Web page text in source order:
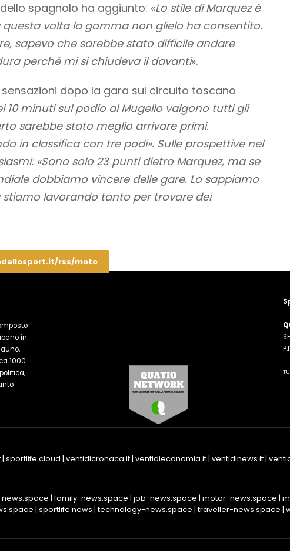
spagnolo ha aggiunto: «Lo stile di Marquez è
volta la gomma non glielo ha consentito.
sapevo che sarebbe stato difficile andare
perché mi si chiudeva il davanti».
dopo la gara sul circuito toscano
10 minuti sul podio al Mugello valgono tutti gli
sarebbe stato meglio arrivare primi.
in classifica con tre podi». Sulle prospettive nel
«Sono solo 23 punti dietro Marquez, ma se
dobbiamo vincere delle gare. Lo sappiamo
lavorando tanto per trovare dei
rss/moto
in
1000
| sportlife.cloud | ventidicronaca.it| ventidieconomia.it| ventidinews.it|
|family-news.space | job-news.space | motor-news.space |
| sportlife.news |technology-news.space |traveller-news.space |